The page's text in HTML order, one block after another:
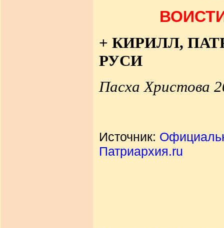
+ КИРИЛЛ,
РУСИ
Пасха Христова
Источник:
Патриархия.ru